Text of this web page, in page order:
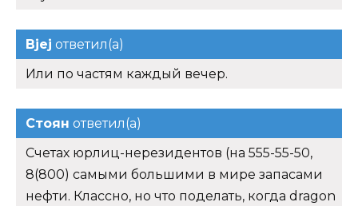
Bjej ответил(а)
Или по частям каждый вечер.
Стоян ответил(а)
Счетах юрлиц-нерезидентов (на 555-55-50,
8(800) самыми большими в мире запасами
нефти. Классно, но что поделать, когда dragon